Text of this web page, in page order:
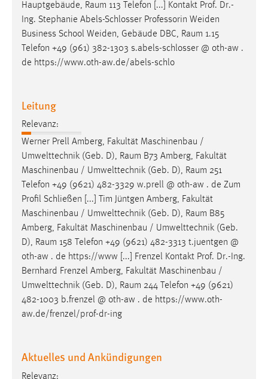
Hauptgebäude, Raum 113 Telefon [...] Kontakt Prof. Dr.-
Ing. Stephanie Abels-Schlosser Professorin Weiden
Business School Weiden, Gebäude DBC, Raum 1.15
Telefon +49 (961) 382-1303 s.abels-schlosser @ oth-aw .
de https://www.oth-aw.de/abels-schlo
Leitung
Relevanz:
Werner Prell Amberg, Fakultät Maschinenbau /
Umwelttechnik (Geb. D), Raum B73 Amberg, Fakultät
Maschinenbau / Umwelttechnik (Geb. D), Raum 251
Telefon +49 (9621) 482-3329 w.prell @ oth-aw . de Zum
Profil Schließen [...] Tim Jüntgen Amberg, Fakultät
Maschinenbau / Umwelttechnik (Geb. D), Raum B85
Amberg, Fakultät Maschinenbau / Umwelttechnik (Geb.
D), Raum 158 Telefon +49 (9621) 482-3313 t.juentgen @
oth-aw . de https://www [...] Frenzel Kontakt Prof. Dr.-Ing.
Bernhard Frenzel Amberg, Fakultät Maschinenbau /
Umwelttechnik (Geb. D), Raum 244 Telefon +49 (9621)
482-1003 b.frenzel @ oth-aw . de https://www.oth-
aw.de/frenzel/prof-dr-ing
Aktuelles und Ankündigungen
Relevanz:
Google Ads
Name:
_gcl_au
Zweck:
Conversion-Tracking
Cookie Laufzeit:
3 Monate
Facebook Pixel
Name:
_fbp
Anbieter:
Facebook
Zweck:
Conversion-Tracking